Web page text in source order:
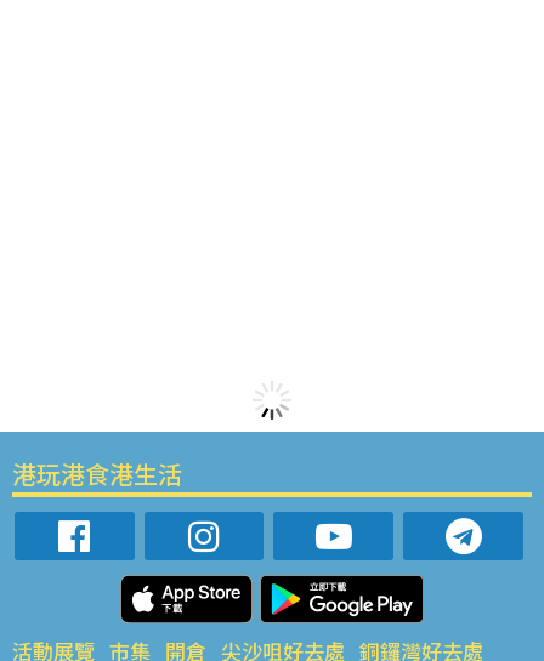
港玩港食港生活
活動展覽 市集 開倉 尖沙咀好去處 銅鑼灣好去處